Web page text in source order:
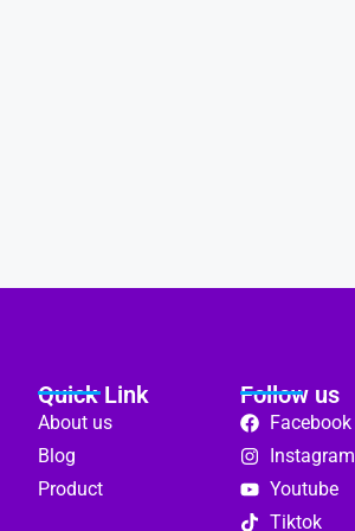
Quick Link
About us
Blog
Product
Follow us
Facebook
Instagram
Youtube
Tiktok